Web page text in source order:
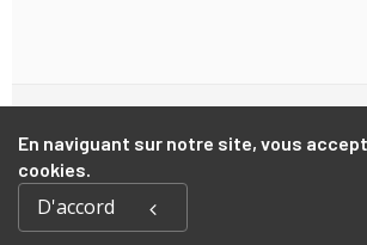
En naviguant sur notre site, vous
cookies.
D'accord
Reserved